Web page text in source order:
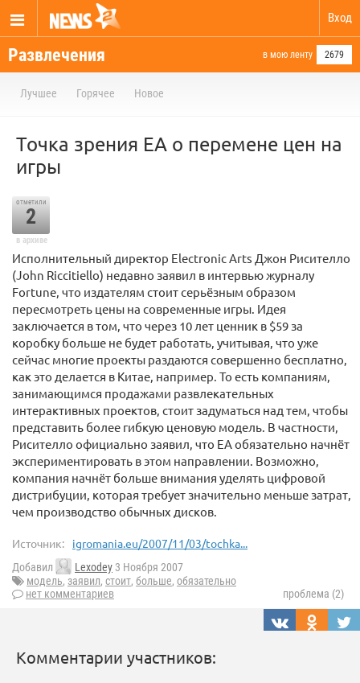
Вход
Развлечения в мою ленту 2679
Лучшее Горячее Новое
Точка зрения EA о перемене цен на
игры
отметили
2
в архиве
Исполнительный директор Electronic Arts Джон Рисителло
(John Riccitiello) недавно заявил в интервью журналу
Fortune, что издателям стоит серьёзным образом
пересмотреть цены на современные игры. Идея
заключается в том, что через 10 лет ценник в $59 за
коробку больше не будет работать, учитывая, что уже
сейчас многие проекты раздаются совершенно бесплатно,
как это делается в Китае, например. То есть компаниям,
занимающимся продажами развлекательных
интерактивных проектов, стоит задуматься над тем, чтобы
представить более гибкую ценовую модель. В частности,
Рисителло официально заявил, что ЕА обязательно начнёт
экспериментировать в этом направлении. Возможно,
компания начнёт больше внимания уделять цифровой
дистрибуции, которая требует значительно меньше затрат,
чем производство обычных дисков.
Источник: igromania.eu/2007/11/03/tochka...
Добавил Lexodey 3 Ноября 2007
модель, заявил, стоит, больше, обязательно
нет комментариев
проблема (2)
Комментарии участников: